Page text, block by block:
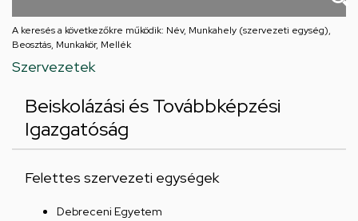
A keresés a következőkre működik: Név, Munkahely (szervezeti egység),
Beosztás, Munkakör, Mellék
Szervezetek
Beiskolázási és Továbbképzési
Igazgatóság
Felettes szervezeti egységek
Debreceni Egyetem